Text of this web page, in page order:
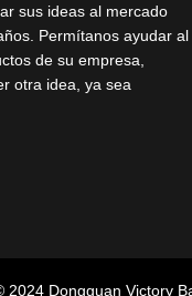
sus ideas al mercado
Permítanos ayudar al
de su empresa,
otra idea, ya sea
Dongguan Victory